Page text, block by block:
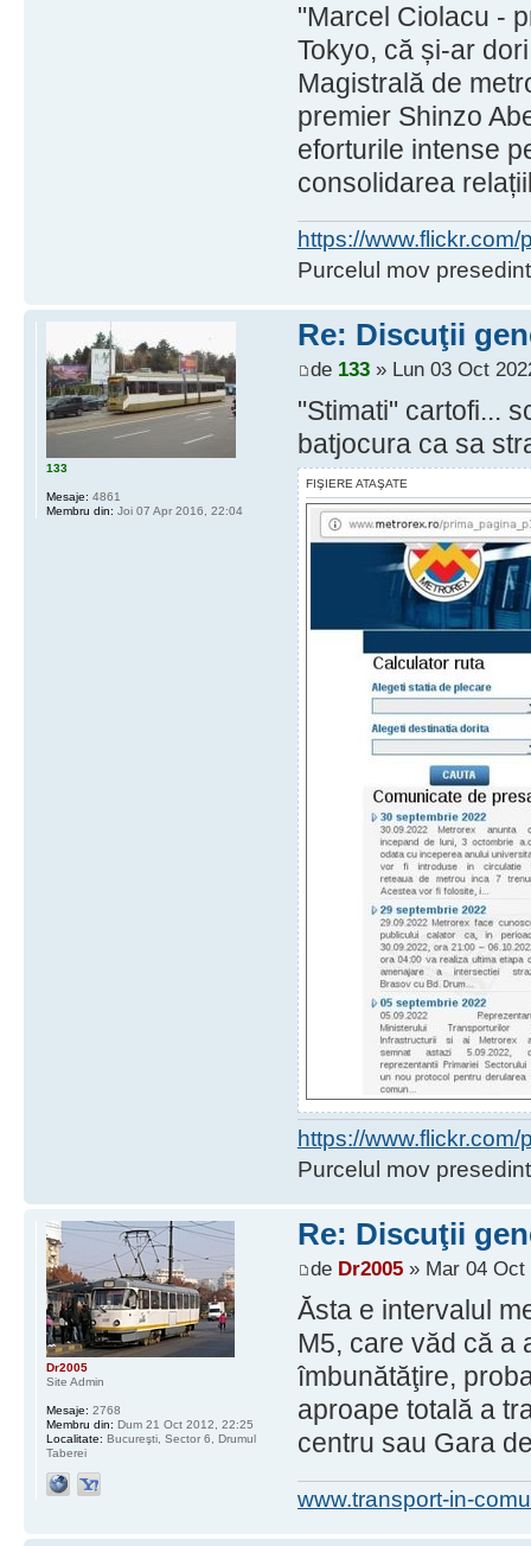
"Marcel Ciolacu -
Tokyo, că și-ar
Magistrală de
premier Shinzo
eforturile intense
consolidarea
https://
Purcelul mov
Re: Discuţii
de 133» Lun 03 Oct
"Stimati" cartofi...
batjocura ca sa
FIŞIERE ATAŞATE
https://
Purcelul mov
133
Mesaje: 4861
Membru din: Joi 07 Apr 2016, 22:04
Re: Discuţii
de Dr2005» Mar 04 Oct
Ăsta e intervalul
M5, care văd că a
îmbunătăţire,
aproape totală a
centru sau Gara
www.transport-in-
Dr2005
Site Admin
Mesaje: 2768
Membru din: Dum 21 Oct 2012, 22:25
Localitate: Bucureşti, Sector 6, Drumul
Taberei